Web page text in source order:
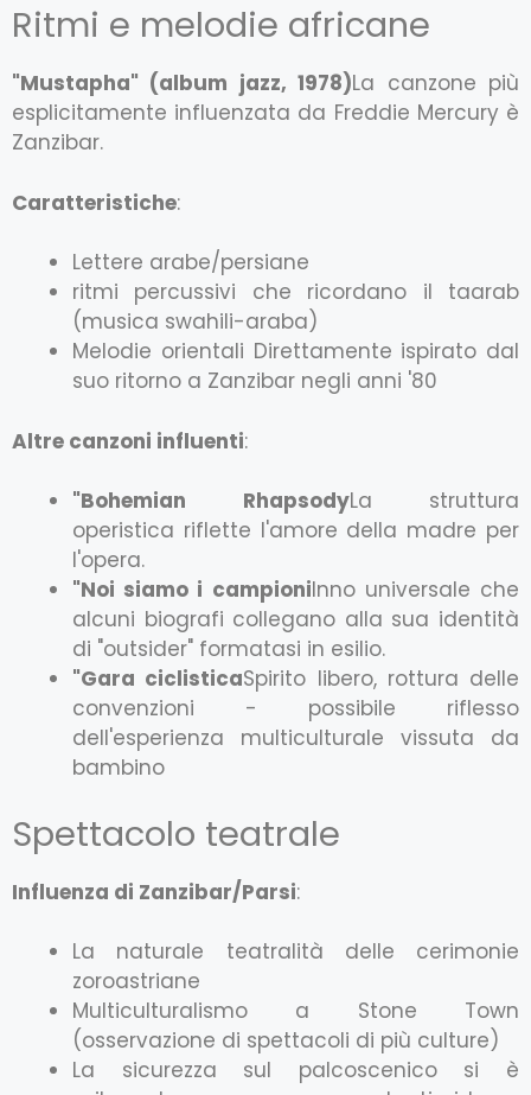
Ritmi e melodie africane
"Mustapha" (album jazz, 1978)La canzone più
esplicitamente influenzata da Freddie Mercury è
Zanzibar.
Caratteristiche:
Lettere arabe/persiane
ritmi percussivi che ricordano il taarab
(musica swahili-araba)
Melodie orientali Direttamente ispirato dal
suo ritorno a Zanzibar negli anni '80
Altre canzoni influenti:
"Bohemian RhapsodyLa struttura
operistica riflette l'amore della madre per
l'opera.
"Noi siamo i campioniInno universale che
alcuni biografi collegano alla sua identità
di "outsider" formatasi in esilio.
"Gara ciclisticaSpirito libero, rottura delle
convenzioni - possibile riflesso
dell'esperienza multiculturale vissuta da
bambino
Spettacolo teatrale
Influenza di Zanzibar/Parsi:
La naturale teatralità delle cerimonie
zoroastriane
Multiculturalismo a Stone Town
(osservazione di spettacoli di più culture)
La sicurezza sul palcoscenico si è